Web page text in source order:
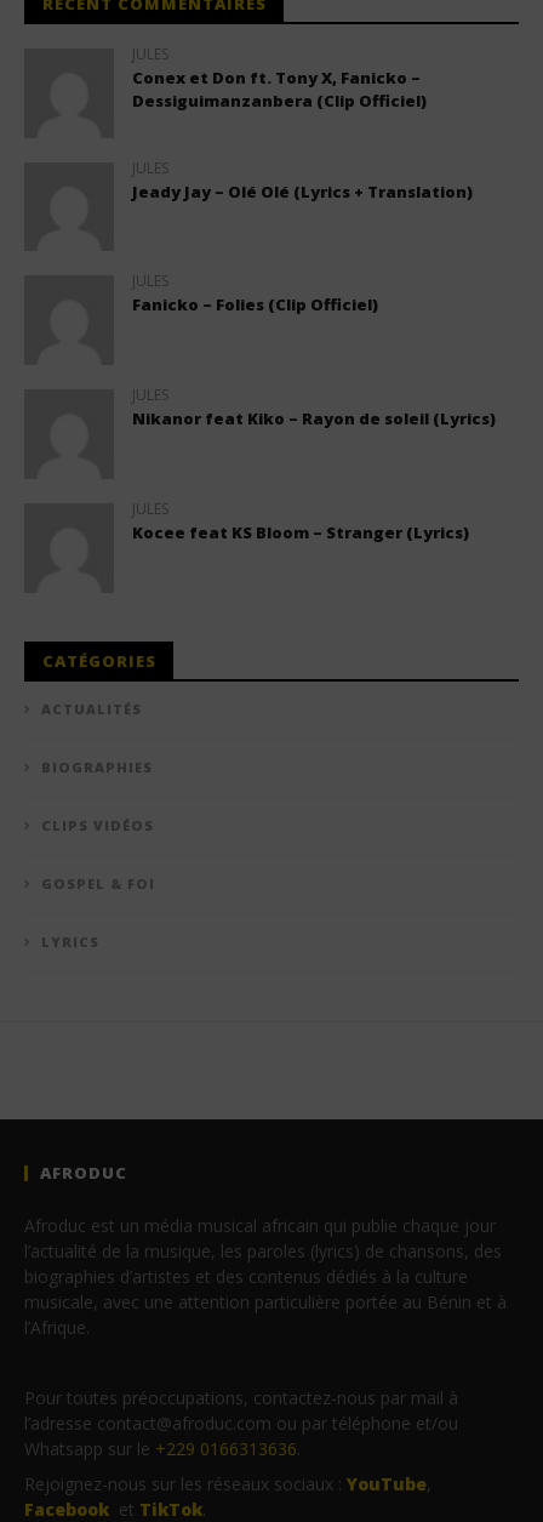
JULES
Conex et Don ft. Tony X, Fanicko –
Dessiguimanzanbera (Clip Officiel)
JULES
Jeady Jay – Olé Olé (Lyrics + Translation)
JULES
Fanicko – Folies (Clip Officiel)
JULES
Nikanor feat Kiko – Rayon de soleil (Lyrics)
JULES
Kocee feat KS Bloom – Stranger (Lyrics)
CATÉGORIES
ACTUALITÉS
BIOGRAPHIES
CLIPS VIDÉOS
GOSPEL & FOI
LYRICS
AFRODUC
Afroduc est un média musical africain qui publie chaque jour
l’actualité de la musique, les paroles (lyrics) de chansons, des
biographies d’artistes et des contenus dédiés à la culture
musicale, avec une attention particulière portée au Bénin et à
l’Afrique.
Pour toutes préoccupations, contactez-nous par mail à
l’adresse contact@afroduc.com ou par téléphone et/ou
Whatsapp sur le +229 0166313636.
Rejoignez-nous sur les réseaux sociaux : YouTube,
Facebook et TikTok.